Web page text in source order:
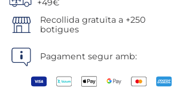
Enviament GRATIS en compres
+49€
Recollida gratuïta a +250